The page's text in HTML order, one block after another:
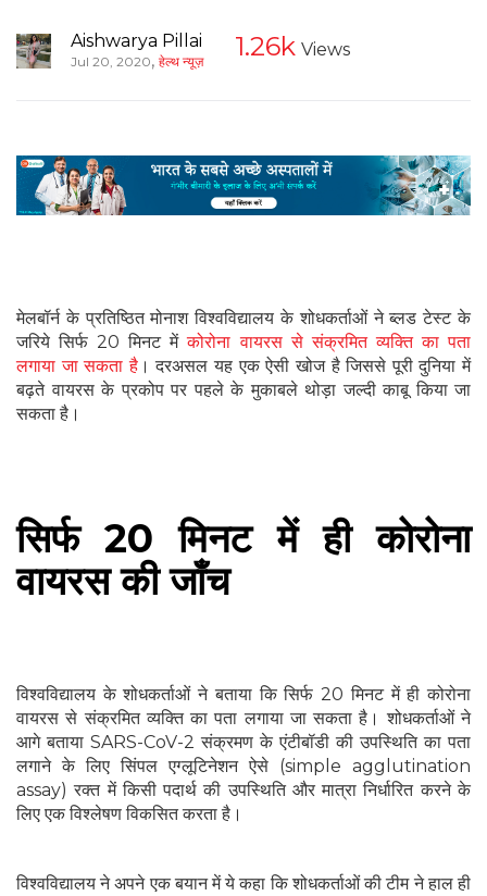
Aishwarya Pillai
Jul 20, 2020, हेल्थ न्यूज़ 1.26k Views
मेलबॉर्न के प्रतिष्ठित मोनाश विश्वविद्यालय के शोधकर्ताओं ने ब्लड टेस्ट के
जरिये सिर्फ 20 मिनट मेंकोरोना वायरस से संक्रमित व्यक्ति का पता
लगाया जा सकता है। दरअसल यह एक ऐसी खोज है जिससे पूरी दुनिया में
बढ़ते वायरस के प्रकोप पर पहले के मुकाबले थोड़ा जल्दी काबू किया जा
सकता है।
सिर्फ 20 मिनट में ही कोरोना
वायरस की जाँच
विश्वविद्यालय के शोधकर्ताओं ने बताया कि सिर्फ 20 मिनट में ही कोरोना
वायरस से संक्रमित व्यक्ति का पता लगाया जा सकता है। शोधकर्ताओं ने
आगे बताया SARS-CoV-2 संक्रमण के एंटीबॉडी की उपस्थिति का पता
लगाने के लिए सिंपल एग्लूटिनेशन ऐसे (simple agglutination
assay) रक्त में किसी पदार्थ की उपस्थिति और मात्रा निर्धारित करने के
लिए एक विश्लेषण विकसित करता है।
विश्वविद्यालय ने अपने एक बयान में ये कहा कि शोधकर्ताओं की टीम ने हाल ही